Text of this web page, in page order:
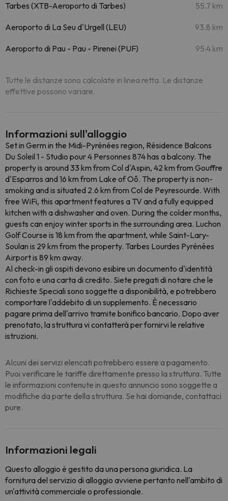
Tarbes (XTB-Aeroporto di Tarbes) 55.7 km
Aeroporto di La Seu d'Urgell (LEU) 93.8 km
Aeroporto di Pau - Pau - Pirenei (PUF) 95.4 km
Tutte le distanze sono calcolate in linea retta. Le distanze
effettive possono variare.
Informazioni sull'alloggio
Set in Germ in the Midi-Pyrénées region, Résidence Balcons
Du Soleil 1 - Studio pour 4 Personnes 874 has a balcony. The
property is around 33 km from Col d'Aspin, 42 km from Gouffre
d'Esparros and 16 km from Lake of Oô. The property is non-
smoking and is situated 2.6 km from Col de Peyresourde. With
free WiFi, this apartment features a TV and a fully equipped
kitchen with a dishwasher and oven. During the colder months,
guests can enjoy winter sports in the surrounding area. Luchon
Golf Course is 18 km from the apartment, while Saint-Lary-
Soulan is 29 km from the property. Tarbes Lourdes Pyrénées
Airport is 89 km away.
Al check-in gli ospiti devono esibire un documento d'identità
con foto e una carta di credito. Siete pregati di notare che le
Richieste Speciali sono soggette a disponibilità, e potrebbero
comportare l'addebito di un supplemento. È necessario
pagare prima dell'arrivo tramite bonifico bancario. Dopo aver
prenotato, la struttura vi contatterà per fornirvi le relative
istruzioni.
Alcuni dei servizi elencati potrebbero essere a pagamento.
Puoi verificare le tariffe direttamente presso la struttura. Tutte
le informazioni contenute in questo annuncio sono soggette a
modifiche da parte della struttura. Se hai domande, contattaci
pure.
Informazioni legali
Questo alloggio è gestito da una persona giuridica. La
fornitura del servizio di alloggio avviene pertanto nell'ambito di
un'attività commerciale o professionale.